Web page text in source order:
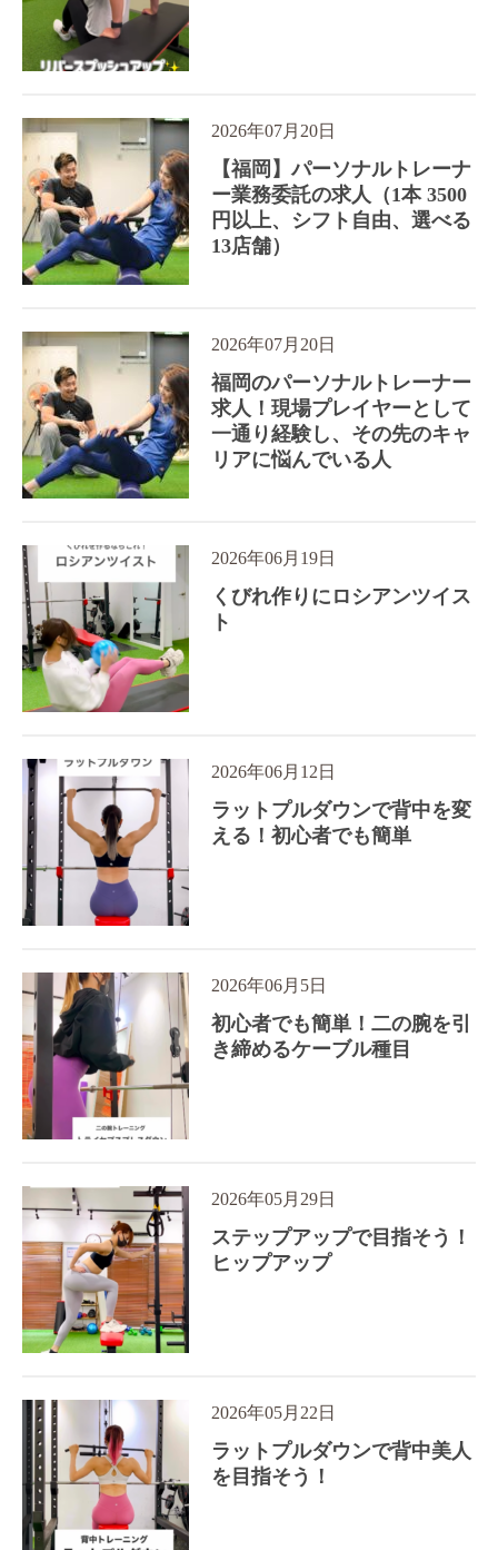
2026年07月20日
【福岡】パーソナルトレーナ
ー業務委託の求人（1本 3500
円以上、シフト自由、選べる
13店舗）
2026年07月20日
福岡のパーソナルトレーナー
求人！現場プレイヤーとして
一通り経験し、その先のキャ
リアに悩んでいる人
2026年06月19日
くびれ作りにロシアンツイス
ト
2026年06月12日
ラットプルダウンで背中を変
える！初心者でも簡単
2026年06月5日
初心者でも簡単！二の腕を引
き締めるケーブル種目
2026年05月29日
ステップアップで目指そう！
ヒップアップ
2026年05月22日
ラットプルダウンで背中美人
を目指そう！